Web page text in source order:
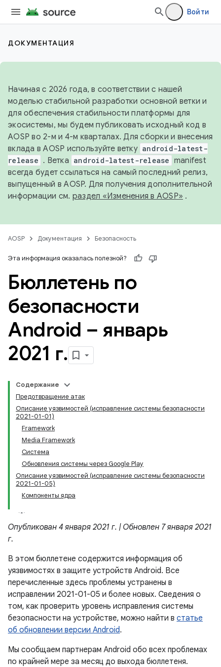
Войти
ДОКУМЕНТАЦИЯ
Начиная с 2026 года, в соответствии с нашей
моделью стабильной разработки основной ветки и
для обеспечения стабильности платформы для
экосистемы, мы будем публиковать исходный код в
AOSP во 2-м и 4-м кварталах. Для сборки и внесения
вклада в AOSP используйте ветку android-latest-
release . Ветка android-latest-release manifest
всегда будет ссылаться на самый последний релиз,
выпущенный в AOSP. Для получения дополнительной
информации см. раздел «Изменения в AOSP» .
AOSP Документация Безопасность
Эта информация оказалась полезной?
Бюллетень по
безопасности
Android – январь
2021 г.
Содержание
Предотвращение атак
Описание уязвимостей (исправление системы безопасности
2021-01-01)
Framework
Media Framework
Система
Обновления системы через Google Play
Описание уязвимостей (исправление системы безопасности
2021-01-05)
Компоненты ядра
Опубликован 4 января 2021 г. | Обновлен 7 января 2021
г.
В этом бюллетене содержится информация об
уязвимостях в защите устройств Android. Все
перечисленные здесь проблемы устранены в
исправлении 2021-01-05 и более новых. Сведения о
том, как проверить уровень исправления системы
безопасности на устройстве, можно найти в статье
об обновлении версии Android.
Мы сообщаем партнерам Android обо всех проблемах
по крайней мере за месяц до выхода бюллетеня.